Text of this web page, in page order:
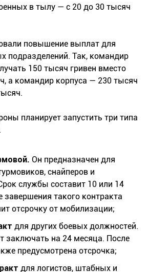
в тылу — с 20 до 30 тысяч
повышение выплат для
подразделений. Так, командир
150 тысяч гривен вместо
а командир корпуса — 230 тысяч
планирует запустить три типа
Он предназначен для
снайперов и
службы составит 10 или 14
завершения такого контракта
отсрочку от мобилизации;
для других боевых должностей.
заключать на 24 месяца. После
предусмотрена отсрочка;
для логистов, штабных и